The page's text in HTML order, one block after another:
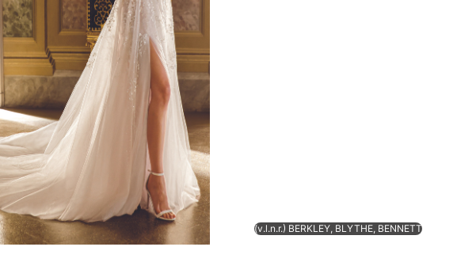
(v.l.n.r.) BERKLEY, BLYTHE, BENNETT